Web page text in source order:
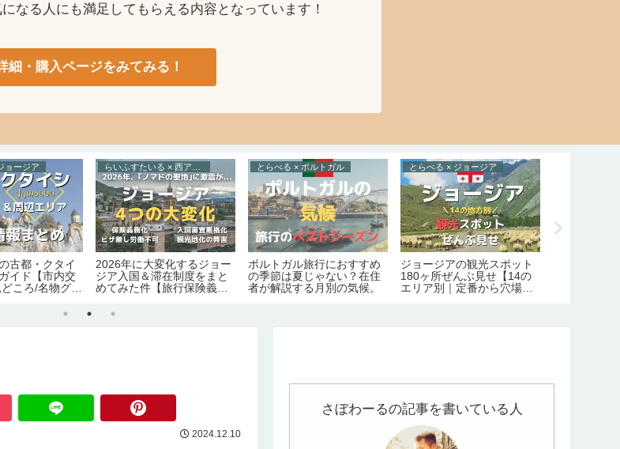
なる人にも満足してもらえる内容となっています！
細・購入ページをみてみる！
ョージア
古都・クタイ
イド【市内交
ころ/名物グル
2026年に大変化するジョー
ジア入国＆滞在制度をまと
めてみた件【旅行保険義務
証の義務化｜観光地化の弊
とらべる × ポルトガル
ポルトガル旅行におすすめ
の季節は夏じゃない？在住
者が解説する月別の気候。
とらべる × ジョージア
ジョージアの観光スポット
180ヶ所ぜんぶ見せ【14の
エリア別｜定番から穴場ま
2024.12.10
さぼわーるの記事を書いている人